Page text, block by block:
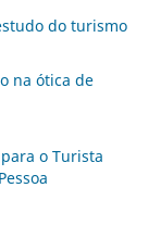
do turismo
na ótica de
o Turista